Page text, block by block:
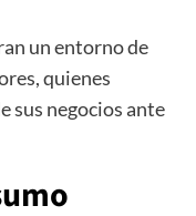
un entorno de
quienes
sus negocios ante